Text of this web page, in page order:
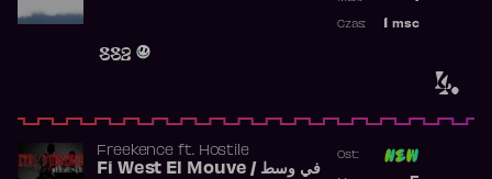
4.
882
msc
Czas:
Freekence ft. Hostile
Fi West El Mouve / في وسط
Ost: